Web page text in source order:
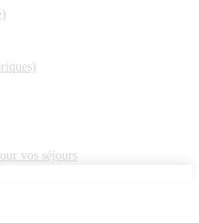
vos séjours